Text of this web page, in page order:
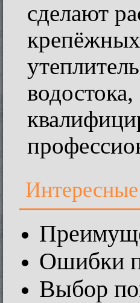
сделают
Интересные
Ошибки
Выбор